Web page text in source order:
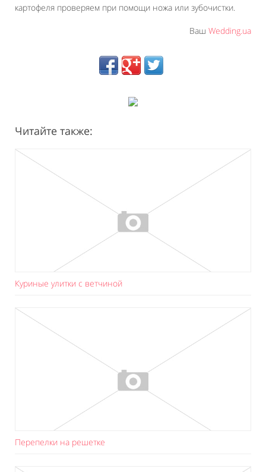
картофеля проверяем при помощи ножа или зубочистки.
Ваш Wedding.ua
Читайте также:
Куриные улитки с ветчиной
Перепeлки на решeтке